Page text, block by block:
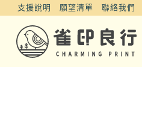
支援說明 願望清單 聯絡我們